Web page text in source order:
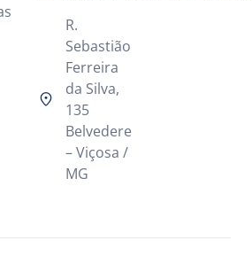
R.
Sebastião
Ferreira
da Silva,
135
Belvedere
– Viçosa /
MG